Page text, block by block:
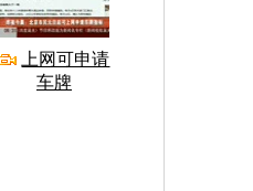
上网可申请
车牌